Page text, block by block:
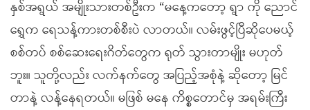
နှစ်အရွယ် အမျိုးသားတစ်ဦးက “မနေ့ကတော့ ရွာ ကို ညောင်
ရွှေက ရေသန့်ကားတစ်စီးပဲ လာတယ်။ လမ်းဖွင့်ပြီဆိုပေမယ့်
စစ်တပ် စစ်ဆေးရေးဂိတ်တွေက ရုတ် သွားတာမျိုး မဟုတ်
ဘူး။ သူတို့လည်း လက်နက်တွေ အပြည့်အစုံနဲ့ ဆိုတော့ မြင်
တာနဲ့ လန့်နေရတယ်။ မဖြစ် မနေ ကိစ္စတောင်မှ အရမ်းကြီး